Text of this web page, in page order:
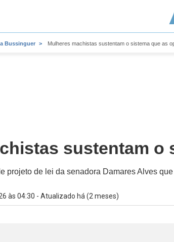
Bussinguer Mulheres machistas sustentam o sistema que as
sustentam o
projeto de lei da senadora Damares Alves
às 04:30 - Atualizado há (2 meses)